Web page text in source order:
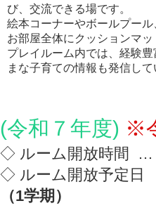
び、交流できる場です。
絵本コーナーやボールプー
お部屋全体にクッションマ
プレイルーム内では、経験
まな子育ての情報も発信し
(令和７年度) ※
◇ ルーム開放時間
◇ ルーム開放予定日
（1学期）